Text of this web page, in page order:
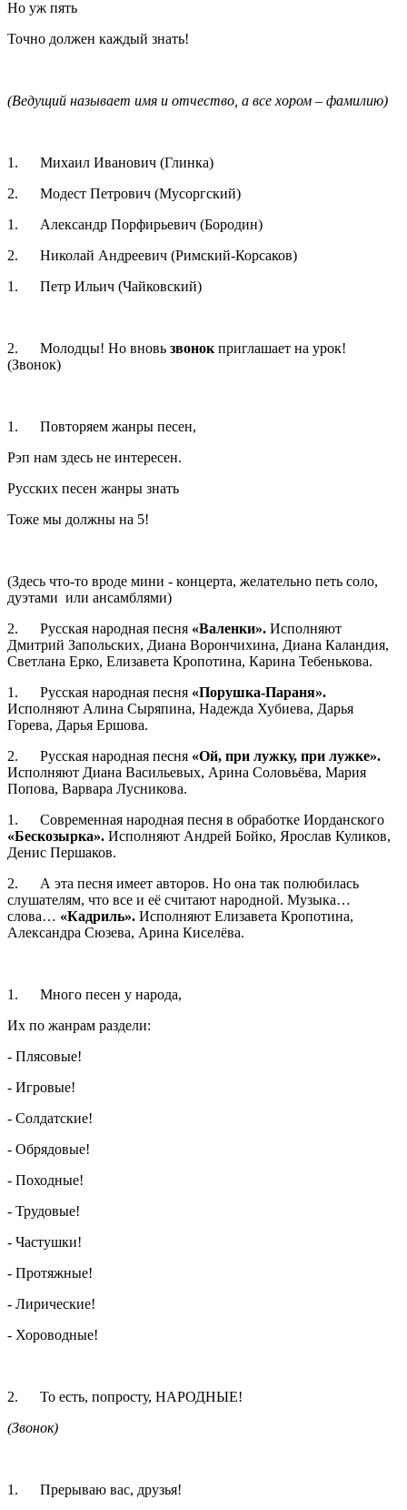
Но уж пять
Точно должен каждый знать!
(Ведущий называет имя и отчество, а все хором – фамилию)
1. Михаил Иванович (Глинка)
2. Модест Петрович (Мусоргский)
1. Александр Порфирьевич (Бородин)
2. Николай Андреевич (Римский-Корсаков)
1. Петр Ильич (Чайковский)
2. Молодцы! Но вновь звонок приглашает на урок!
(Звонок)
1. Повторяем жанры песен,
Рэп нам здесь не интересен.
Русских песен жанры знать
Тоже мы должны на 5!
(Здесь что-то вроде мини - концерта, желательно петь соло,
дуэтами или ансамблями)
2. Русская народная песня «Валенки». Исполняют
Дмитрий Запольских, Диана Ворончихина, Диана Каландия,
Светлана Ерко, Елизавета Кропотина, Карина Тебенькова.
1. Русская народная песня «Порушка-Параня».
Исполняют Алина Сыряпина, Надежда Хубиева, Дарья
Горева, Дарья Ершова.
2. Русская народная песня «Ой, при лужку, при лужке».
Исполняют Диана Васильевых, Арина Соловьёва, Мария
Попова, Варвара Лусникова.
1. Современная народная песня в обработке Иорданского
«Бескозырка». Исполняют Андрей Бойко, Ярослав Куликов,
Денис Першаков.
2. А эта песня имеет авторов. Но она так полюбилась
слушателям, что все и её считают народной. Музыка…
слова… «Кадриль». Исполняют Елизавета Кропотина,
Александра Сюзева, Арина Киселёва.
1. Много песен у народа,
Их по жанрам раздели:
- Плясовые!
- Игровые!
- Солдатские!
- Обрядовые!
- Походные!
- Трудовые!
- Частушки!
- Протяжные!
- Лирические!
- Хороводные!
2. То есть, попросту, НАРОДНЫЕ!
(Звонок)
1. Прерываю вас, друзья!